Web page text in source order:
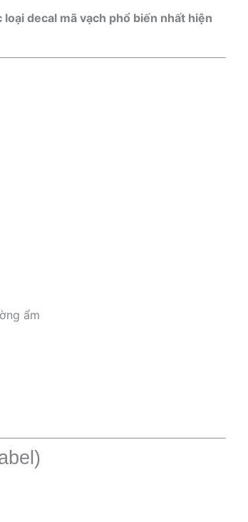
loại decal mã vạch phổ biến nhất hiện
ẩm